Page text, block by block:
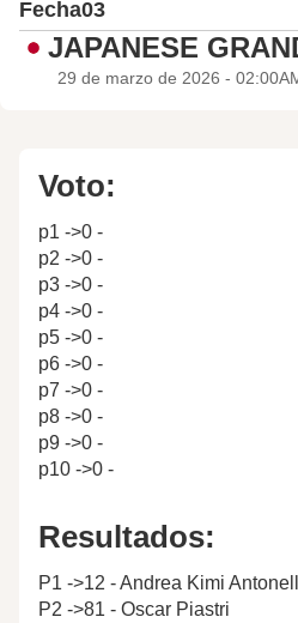
Fecha03
JAPANESE
29 de marzo de 2026 -
Voto:
p1 ->0 -
p2 ->0 -
p3 ->0 -
p4 ->0 -
p5 ->0 -
p6 ->0 -
p7 ->0 -
p8 ->0 -
p9 ->0 -
p10 ->0 -
Resultados:
P1 ->12 - Andrea Kimi
P2 ->81 - Oscar Piastri